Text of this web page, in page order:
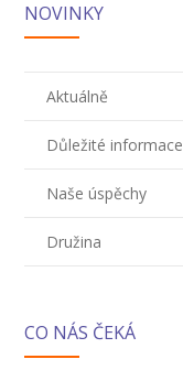
-- O školní
Jídelna
NOVINKY
Aktuálně
Důležité informace
Naše úspěchy
Družina
CO NÁS ČEKÁ